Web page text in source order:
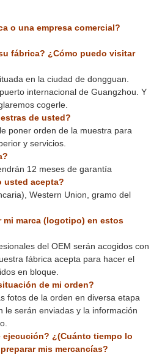
o una empresa comercial?
fábrica? ¿Cómo puedo visitar
en la ciudad de dongguan.
internacional de Guangzhou. Y
cogerle.
de usted?
poner orden de la muestra para
y servicios.
12 meses de garantía
usted acepta?
Western Union, gramo del
mi marca (logotipo) en estos
del OEM serán acogidos con
fábrica acepta para hacer el
en bloque.
de mi orden?
fotos de la orden en diversa etapa
le serán enviadas y la información
ejecución? ¿(Cuánto tiempo lo
mis mercancías?